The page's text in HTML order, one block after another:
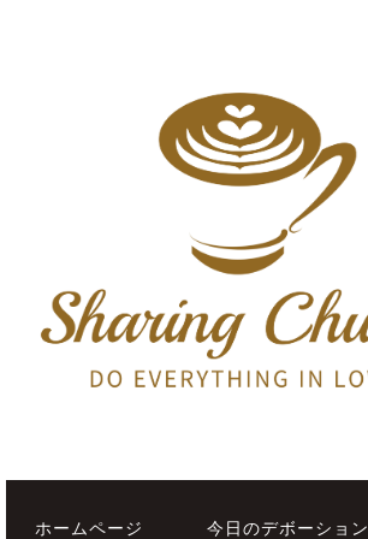
ホームページ 今日のデボーション